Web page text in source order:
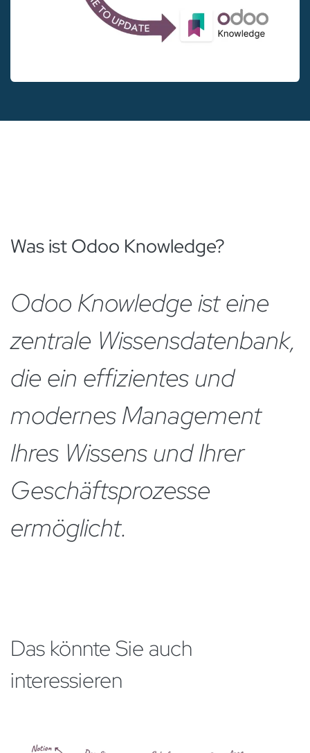
Was ist Odoo Knowledge?
Odoo Knowledge ist eine
zentrale Wissensdatenbank,
die ein effizientes und
modernes Management
Ihres Wissens und Ihrer
Geschäftsprozesse
ermöglicht.
Das könnte Sie auch
interessieren